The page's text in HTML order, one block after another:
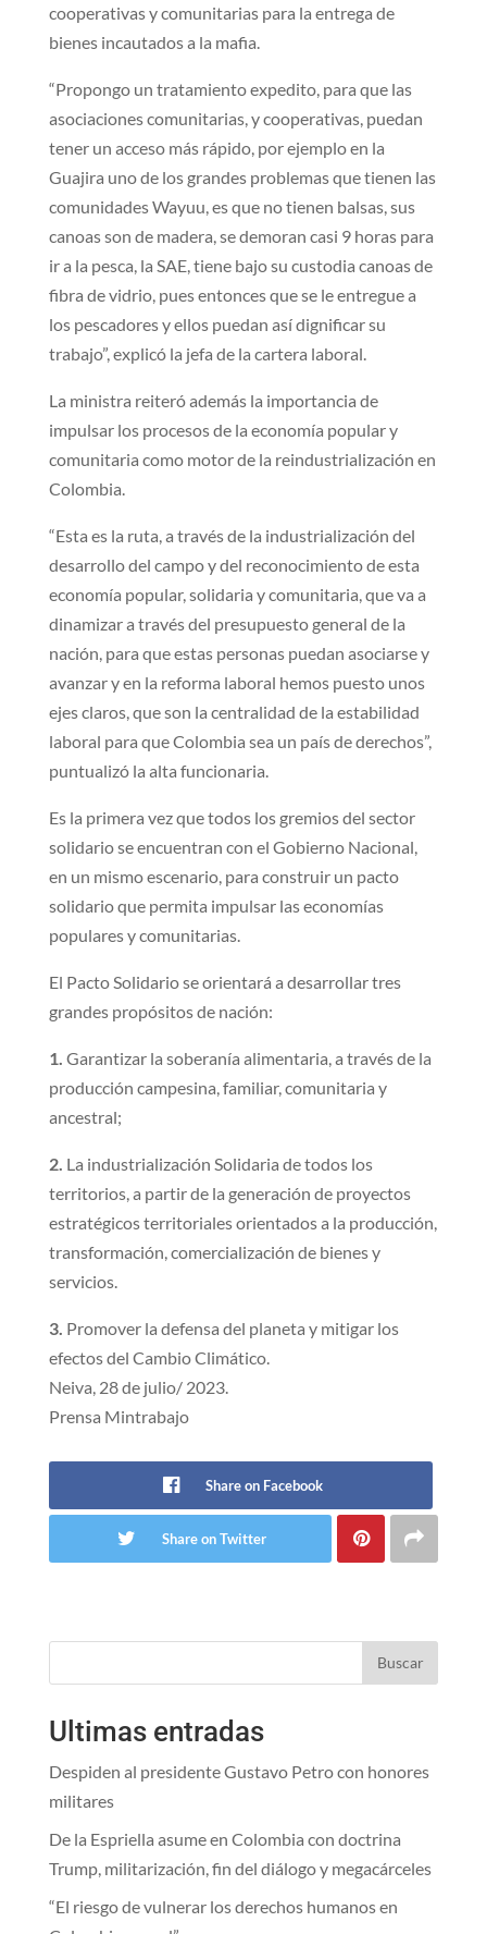
cooperativas y comunitarias para la entrega de
bienes incautados a la mafia.
“Propongo un tratamiento expedito, para que las
asociaciones comunitarias, y cooperativas, puedan
tener un acceso más rápido, por ejemplo en la
Guajira uno de los grandes problemas que tienen las
comunidades Wayuu, es que no tienen balsas, sus
canoas son de madera, se demoran casi 9 horas para
ir a la pesca, la SAE, tiene bajo su custodia canoas de
fibra de vidrio, pues entonces que se le entregue a
los pescadores y ellos puedan así dignificar su
trabajo”, explicó la jefa de la cartera laboral.
La ministra reiteró además la importancia de
impulsar los procesos de la economía popular y
comunitaria como motor de la reindustrialización en
Colombia.
“Esta es la ruta, a través de la industrialización del
desarrollo del campo y del reconocimiento de esta
economía popular, solidaria y comunitaria, que va a
dinamizar a través del presupuesto general de la
nación, para que estas personas puedan asociarse y
avanzar y en la reforma laboral hemos puesto unos
ejes claros, que son la centralidad de la estabilidad
laboral para que Colombia sea un país de derechos”,
puntualizó la alta funcionaria.
Es la primera vez que todos los gremios del sector
solidario se encuentran con el Gobierno Nacional,
en un mismo escenario, para construir un pacto
solidario que permita impulsar las economías
populares y comunitarias.
El Pacto Solidario se orientará a desarrollar tres
grandes propósitos de nación:
1. Garantizar la soberanía alimentaria, a través de la
producción campesina, familiar, comunitaria y
ancestral;
2. La industrialización Solidaria de todos los
territorios, a partir de la generación de proyectos
estratégicos territoriales orientados a la producción,
transformación, comercialización de bienes y
servicios.
3. Promover la defensa del planeta y mitigar los
efectos del Cambio Climático.
Neiva, 28 de julio/ 2023.
Prensa Mintrabajo
Share on Facebook
Share on Twitter
Buscar
Ultimas entradas
Despiden al presidente Gustavo Petro con honores
militares
De la Espriella asume en Colombia con doctrina
Trump, militarización, fin del diálogo y megacárceles
“El riesgo de vulnerar los derechos humanos en